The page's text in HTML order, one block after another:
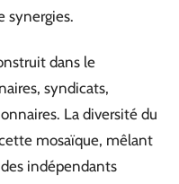
synergies.
dans le
syndicats,
La diversité du
mosaïque, mêlant
indépendants